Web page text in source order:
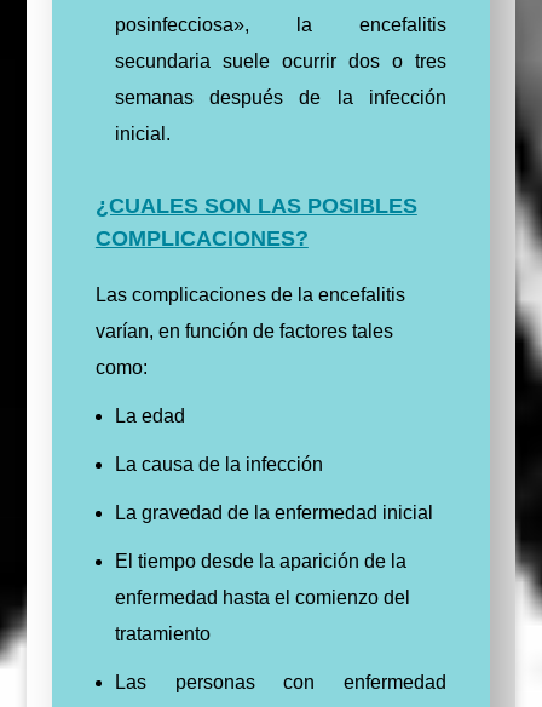
posinfecciosa», la encefalitis
secundaria suele ocurrir dos o tres
semanas después de la infección
inicial.
¿CUALES SON LAS POSIBLES
COMPLICACIONES?
Las complicaciones de la encefalitis
varían, en función de factores tales
como:
La edad
La causa de la infección
La gravedad de la enfermedad inicial
El tiempo desde la aparición de la
enfermedad hasta el comienzo del
tratamiento
Las personas con enfermedad